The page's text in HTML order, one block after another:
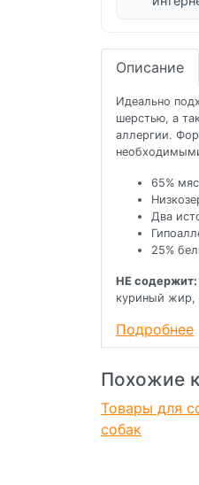
Описание
Идеально
шерстью, а
аллергии.
65%
Два
25%
НЕ содержит:
куриный жир,
Тщательно
вещества
питомца.
Подробнее
Похожие
Товары для
собак